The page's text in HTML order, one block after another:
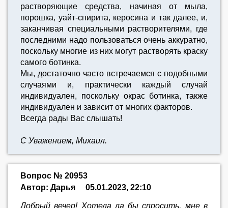
растворяющие средства, начиная от мыла,
порошка, уайт-спирита, керосина и так далее, и,
заканчивая специальными растворителями, где
последними надо пользоваться очень аккуратно,
поскольку многие из них могут растворять краску
самого ботинка.
Мы, достаточно часто встречаемся с подобными
случаями и, практически каждый случай
индивидуален, поскольку окрас ботинка, также
индивидуален и зависит от многих факторов.
Всегда рады Вас слышать!
С Уважением, Михаил.
Вопрос № 20953
Автор: Дарья
05.01.2023, 22:10
Добрый вечер! Хотела ла бы спросить, мне в